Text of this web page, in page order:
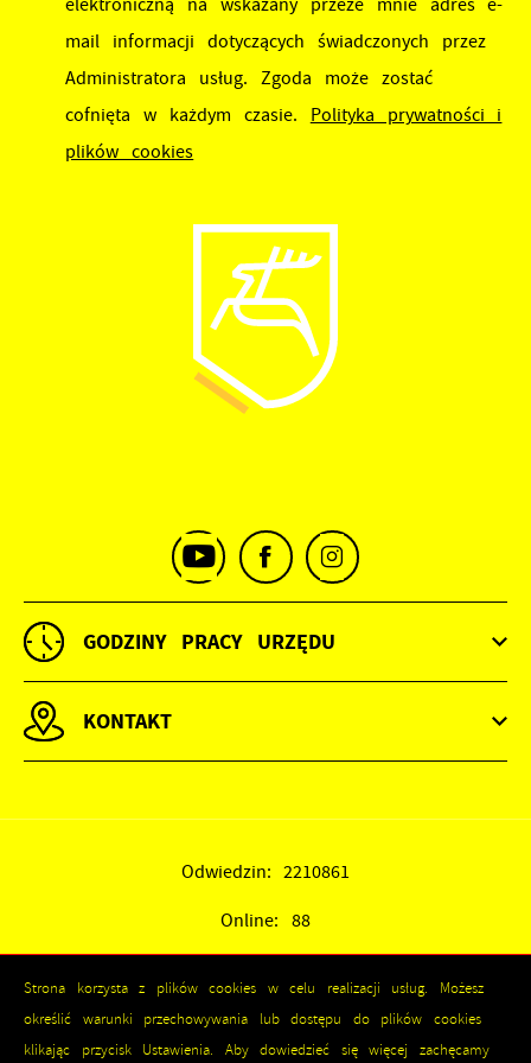
mail informacji dotyczących świadczonych przez
Administratora usług. Zgoda może zostać
cofnięta w każdym czasie. Polityka prywatności i
plików cookies
GODZINY PRACY URZĘDU
KONTAKT
Odwiedzin: 2210861
Online: 88
Strona korzysta z plików cookies w celu realizacji usług. Możesz
określić warunki przechowywania lub dostępu do plików cookies
klikając przycisk Ustawienia. Aby dowiedzieć się więcej zachęcamy